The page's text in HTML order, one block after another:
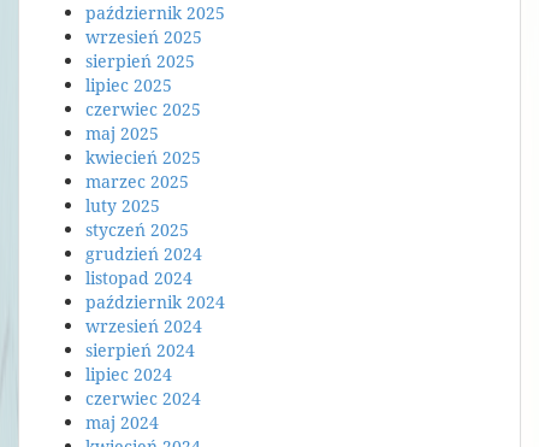
październik 2025
wrzesień 2025
sierpień 2025
lipiec 2025
czerwiec 2025
maj 2025
kwiecień 2025
marzec 2025
luty 2025
styczeń 2025
grudzień 2024
listopad 2024
październik 2024
wrzesień 2024
sierpień 2024
lipiec 2024
czerwiec 2024
maj 2024